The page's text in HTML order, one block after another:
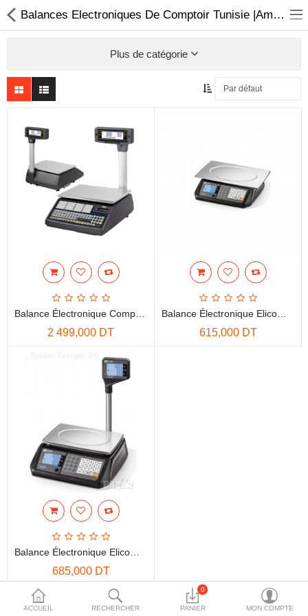
Sécurité
Caisse et accesoire
Sonorisation
Régulateur de tension
Instrument de mesure
Informatique
More Categories
Liste de souhaits
ACCUEIL RECHERCHER
0
PANIER MON COMPTE
Balances Electroniques De Comptoir Tunisie |Amyshop
Plus de catégorie
2 499,000 DT 615,000 DT
685,000 DT
Affichage de 1 à 3 sur 3 (1 pages)